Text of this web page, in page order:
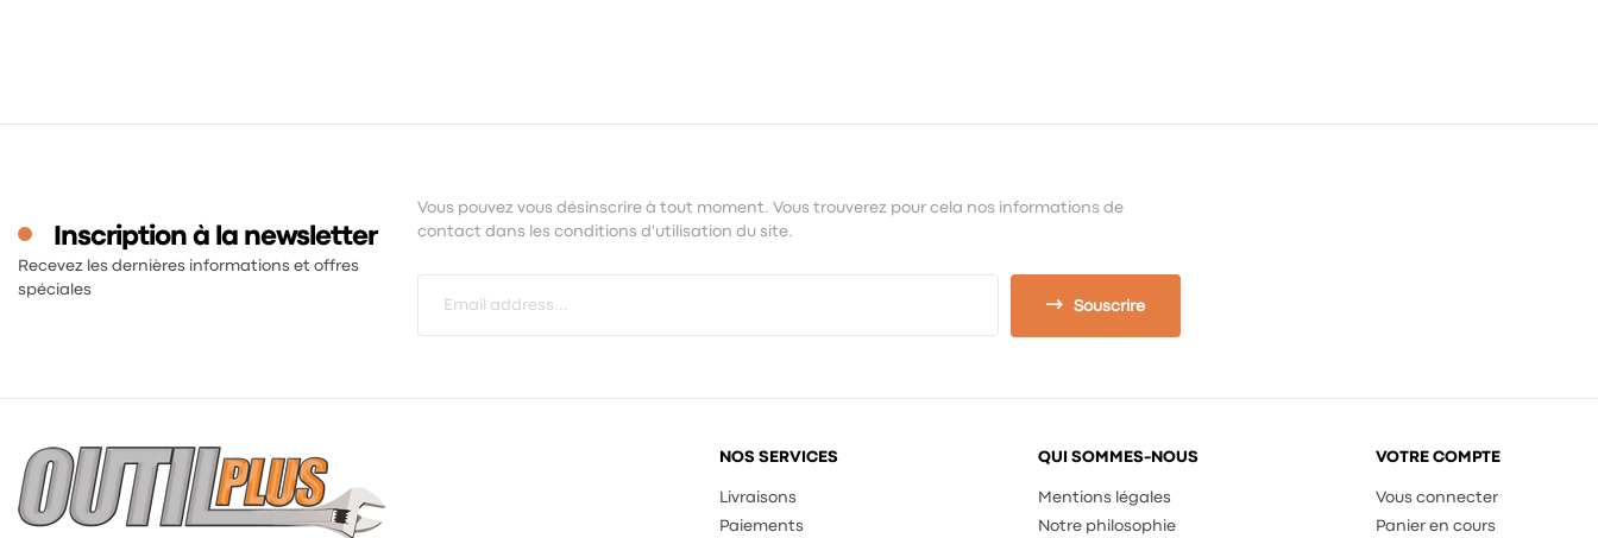
Inscription à la newsletter
Recevez les dernières informations et offres
spéciales
Vous pouvez vous désinscrire à tout moment. Vous trouverez pour cela nos informations de
contact dans les conditions d'utilisation du site.
Souscrire
NOS SERVICES
Livraisons
Paiements
QUI SOMMES-NOUS
Mentions légales
Notre philosophie
VOTRE COMPTE
Vous connecter
Panier en cours